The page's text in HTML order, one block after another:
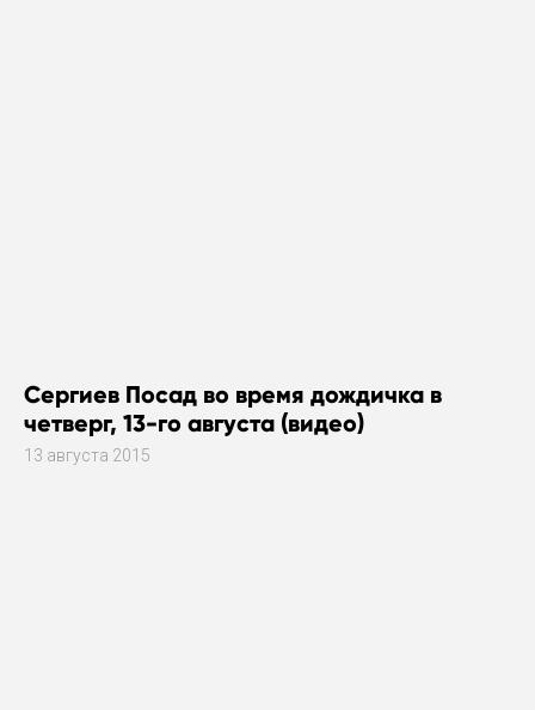
Сергиев Посад во время дождичка в
четверг, 13-го августа (видео)
13 августа 2015